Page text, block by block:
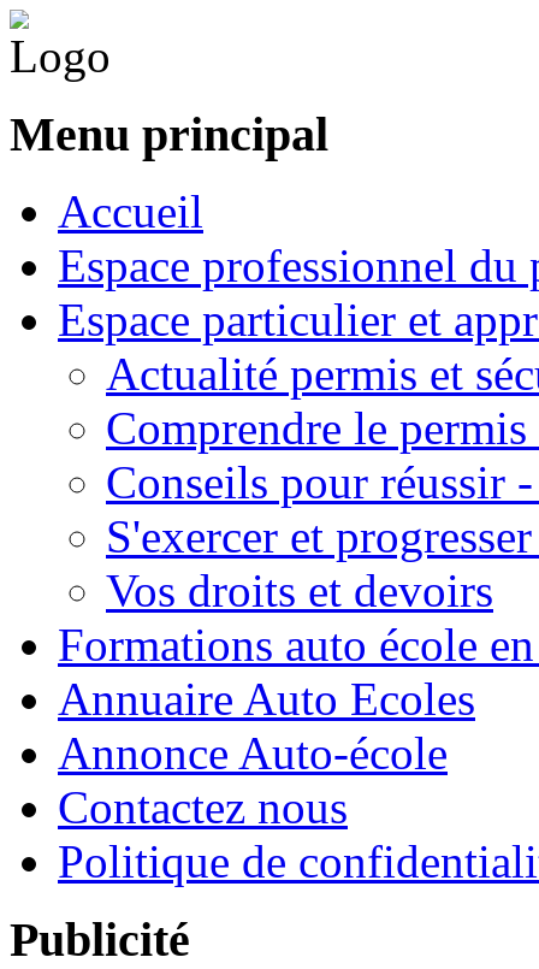
Menu principal
Accueil
Espace professionnel
Espace particulier et
Actualité permis et
Comprendre le permis
Conseils pour réussir
S'exercer et
Vos droits et devoirs
Formations auto école
Annuaire Auto Ecoles
Annonce Auto-école
Contactez nous
Politique de
Publicité